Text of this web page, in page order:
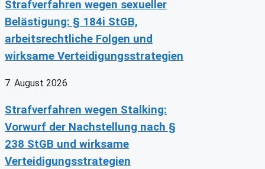
Strafverfahren wegen sexueller
Belästigung: § 184i StGB,
arbeitsrechtliche Folgen und
wirksame Verteidigungsstrategien
7. August 2026
Strafverfahren wegen Stalking:
Vorwurf der Nachstellung nach §
238 StGB und wirksame
Verteidigungsstrategien